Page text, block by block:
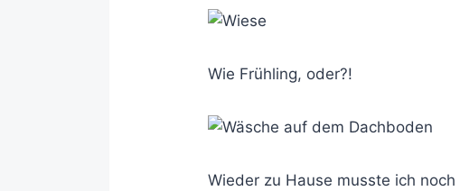
Wie Frühling, oder?!
Wieder zu Hause musste ich